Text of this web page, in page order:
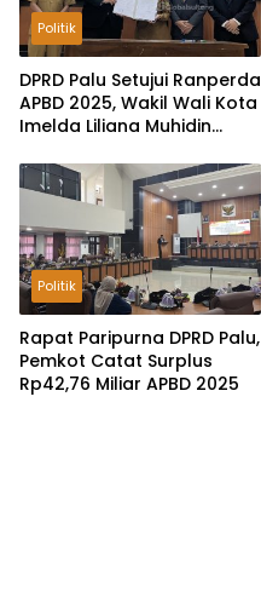
Politik
DPRD Palu Setujui Ranperda
APBD 2025, Wakil Wali Kota
Imelda Liliana Muhidin
Keuangan Terus Dibenahi
Politik
Rapat Paripurna DPRD Palu,
Pemkot Catat Surplus
Rp42,76 Miliar APBD 2025